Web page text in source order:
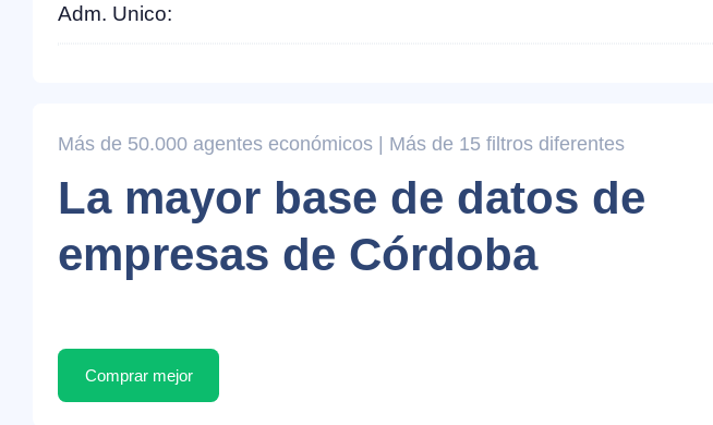
Adm. Unico:
Más de 50.000 agentes económicos | Más de 15 filtros diferentes
La mayor base de datos de
empresas de Córdoba
Comprar mejor